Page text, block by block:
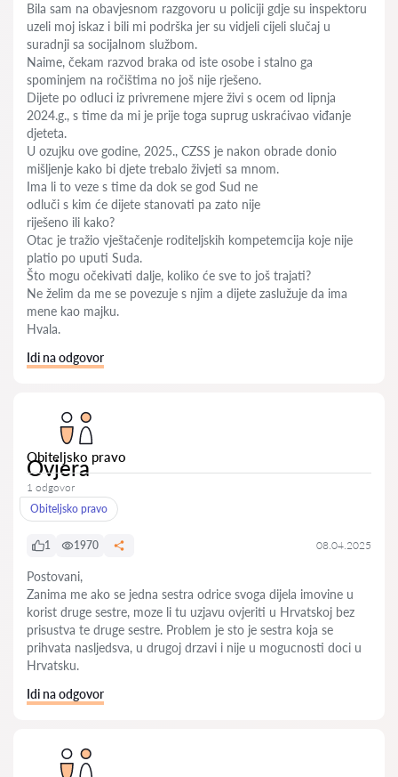
Bila sam na obavjesnom razgovoru u policiji gdje su inspektoru
uzeli moj iskaz i bili mi podrška jer su vidjeli cijeli slučaj u
suradnji sa socijalnom službom.
Naime, čekam razvod braka od iste osobe i stalno ga
spominjem na ročištima no još nije rješeno.
Dijete po odluci iz privremene mjere živi s ocem od lipnja
2024.g., s time da mi je prije toga suprug uskraćivao viđanje
djeteta.
U ozujku ove godine, 2025., CZSS je nakon obrade donio
mišljenje kako bi djete trebalo živjeti sa mnom.
Ima li to veze s time da dok se god Sud ne
odluči s kim će dijete stanovati pa zato nije
riješeno ili kako?
Otac je tražio vještačenje roditeljskih kompetemcija koje nije
platio po uputi Suda.
Što mogu očekivati dalje, koliko će sve to još trajati?
Ne želim da me se povezuje s njim a dijete zaslužuje da ima
mene kao majku.
Hvala.
Idi na odgovor
Obiteljsko pravo
Ovjera
1 odgovor
Obiteljsko pravo
1 1970 08.04.2025
Postovani,
Zanima me ako se jedna sestra odrice svoga dijela imovine u
korist druge sestre, moze li tu uzjavu ovjeriti u Hrvatskoj bez
prisustva te druge sestre. Problem je sto je sestra koja se
prihvata nasljedsva, u drugoj drzavi i nije u mogucnosti doci u
Hrvatsku.
Idi na odgovor